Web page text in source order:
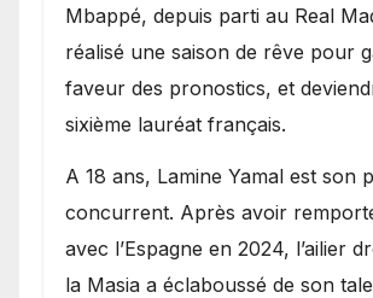
Mbappé, depuis parti au Real
réalisé une saison de rêve pour
faveur des pronostics, et
sixième lauréat français.
A 18 ans, Lamine Yamal est son
concurrent. Après avoir
avec l’Espagne en 2024, l’ailier
la Masia a éclaboussé de son